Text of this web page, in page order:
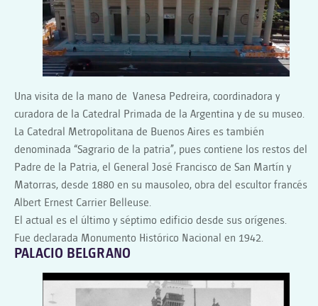
Una visita de la mano de Vanesa Pedreira, coordinadora y
curadora de la Catedral Primada de la Argentina y de su museo.
La Catedral Metropolitana de Buenos Aires es también
denominada “Sagrario de la patria”, pues contiene los restos del
Padre de la Patria, el General José Francisco de San Martín y
Matorras, desde 1880 en su mausoleo, obra del escultor francés
Albert Ernest Carrier Belleuse.
El actual es el último y séptimo edificio desde sus orígenes.
Fue declarada Monumento Histórico Nacional en 1942.
PALACIO BELGRANO